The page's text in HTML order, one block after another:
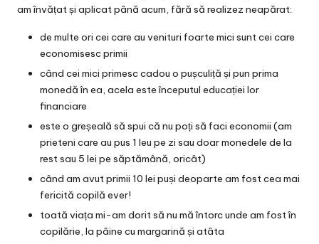
am învățat și aplicat până acum, fără să realizez neapărat:
de multe ori cei care au venituri foarte mici sunt cei care
economisesc primii
când cei mici primesc cadou o pușculiță și pun prima
monedă în ea, acela este începutul educației lor
financiare
este o greșeală să spui că nu poți să faci economii (am
prieteni care au pus 1 leu pe zi sau doar monedele de la
rest sau 5 lei pe săptămână, oricât)
când am avut primii 10 lei puși deoparte am fost cea mai
fericită copilă ever!
toată viața mi-am dorit să nu mă întorc unde am fost în
copilărie, la pâine cu margarină și atâta